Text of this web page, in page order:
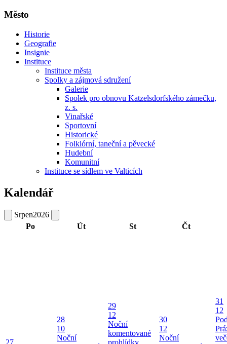
Město
Historie
Geografie
Insignie
Instituce
Instituce města
Spolky a zájmová sdružení
Galerie
Spolek pro obnovu Katzelsdorfského zámečku,
z. s.
Vinařské
Sportovní
Historické
Folklórní, taneční a pěvecké
Hudební
Komunitní
Instituce se sídlem ve Valticích
Kalendář
Srpen2026
Po
Út St Čt
27
28
10
Noční
29
12
Noční
komentované
prohlídky
30
12
Noční
31
12